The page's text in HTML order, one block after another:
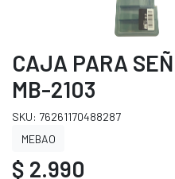
CAJA PARA
MB-2103
SKU: 76261170488287
MEBAO
$ 2.990